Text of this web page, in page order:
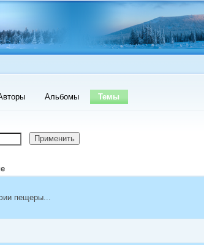
содержанию
Альбомы Темы
пещеры...